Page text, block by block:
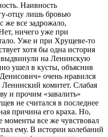
Наивность
отцу лишь бровью
же все задрожало,
ничего уже при
Уже и при Хрущеве-то
хотя бы одна история
на Ленинскую
ушел в кусты, объяснив
очень нравился
комитет. Слабая
и прочим «завалить»
не считался в последнее
причина его краха. Но,
моменты все же чувствовал
ему. В истории колебаний